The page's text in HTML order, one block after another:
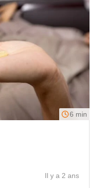
6 min
Il y a 2 ans